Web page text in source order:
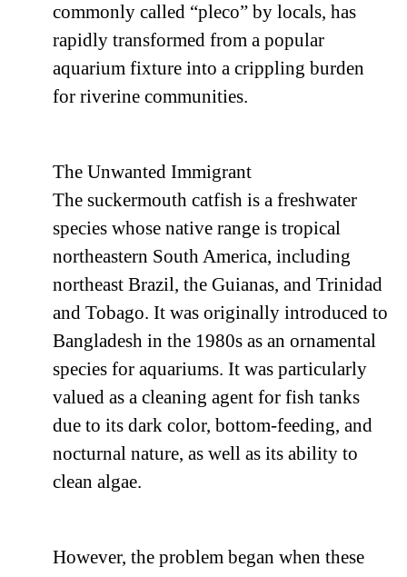
commonly called “pleco” by locals, has
rapidly transformed from a popular
aquarium fixture into a crippling burden
for riverine communities.
The Unwanted Immigrant
The suckermouth catfish is a freshwater
species whose native range is tropical
northeastern South America, including
northeast Brazil, the Guianas, and Trinidad
and Tobago. It was originally introduced to
Bangladesh in the 1980s as an ornamental
species for aquariums. It was particularly
valued as a cleaning agent for fish tanks
due to its dark color, bottom-feeding, and
nocturnal nature, as well as its ability to
clean algae.
However, the problem began when these